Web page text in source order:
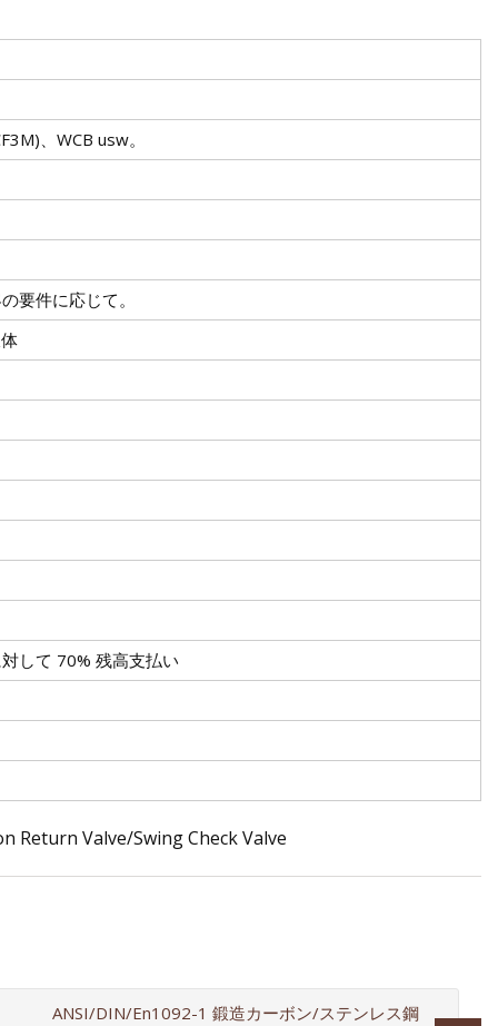
、WCB usw。
要件に応じて。
して 70% 残高支払い
ANSI/DIN/En1092-1 鍛造カーボン/ステンレス鋼